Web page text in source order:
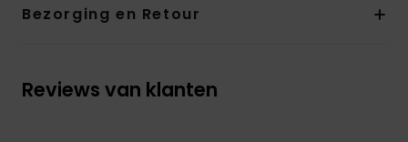
Bezorging en Retour
Reviews van klanten